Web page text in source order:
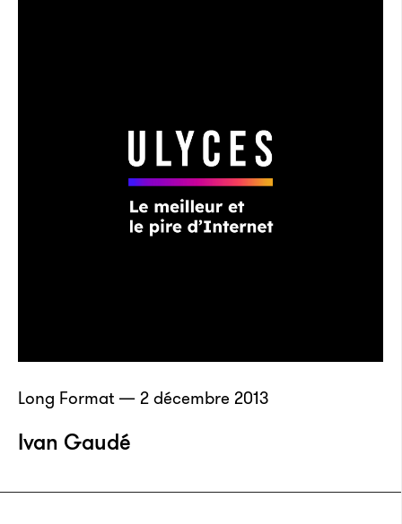
Long Format — 2 décembre 2013
Ivan Gaudé